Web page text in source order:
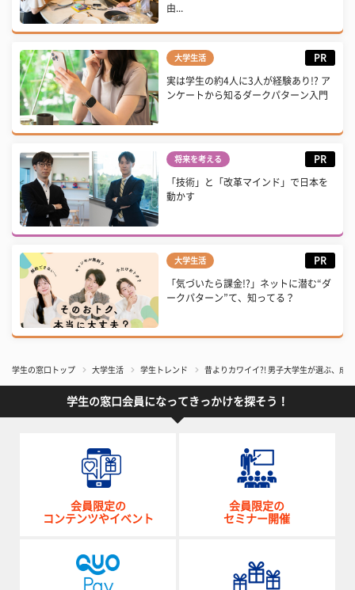
由...
大学生活 PR
実は学生の約4人に3人が経験あり!? ア
ンケートから知るダークパターン入門
将来を考える PR
「技術」と「改革マインド」で日本を
動かす
大学生活 PR
「気づいたら課金!?」ネットに潜む“ダ
ークパターン”て、知ってる？
学生の窓口トップ 大学生活 学生トレンド 昔よりカワイイ?! 男子大学生が選ぶ、成
学生の窓口会員になってきっかけを探そう！
会員限定の
コンテンツやイベント
会員限定の
セミナー開催